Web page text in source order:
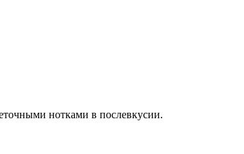
нотками в послевкусии.